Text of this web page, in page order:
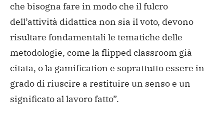
che bisogna fare in modo che il fulcro
dell’attività didattica non sia il voto, devono
risultare fondamentali le tematiche delle
metodologie, come la flipped classroom già
citata, o la gamification e soprattutto essere in
grado di riuscire a restituire un senso e un
significato al lavoro fatto”.